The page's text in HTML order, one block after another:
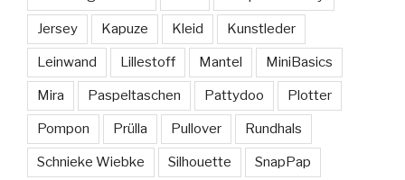
Jersey Kapuze Kleid Kunstleder
Leinwand Lillestoff Mantel MiniBasics
Mira Paspeltaschen Pattydoo Plotter
Pompon Prülla Pullover Rundhals
Schnieke Wiebke Silhouette SnapPap